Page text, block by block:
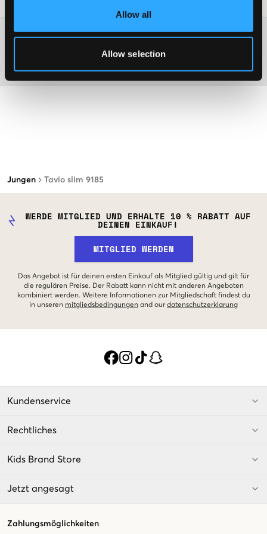
Allow all
Allow selection
Jungen Tavio slim 9185
Washing advice
Material
WERDE MITGLIED UND ERHALTE 10 % RABATT AUF
DEINEN EINKAUF!
MITGLIED WERDEN
Das Angebot ist für deinen ersten Einkauf als Mitglied gültig und gilt für
die regulären Preise. Der Rabatt kann nicht mit anderen Angeboten
kombiniert werden. Weitere Informationen zur Mitgliedschaft findest du
in unseren mitgliedsbedingungen and our datenschutzerklarung
Kundenservice
Rechtliches
Kids Brand Store
Jetzt angesagt
Zahlungsmöglichkeiten